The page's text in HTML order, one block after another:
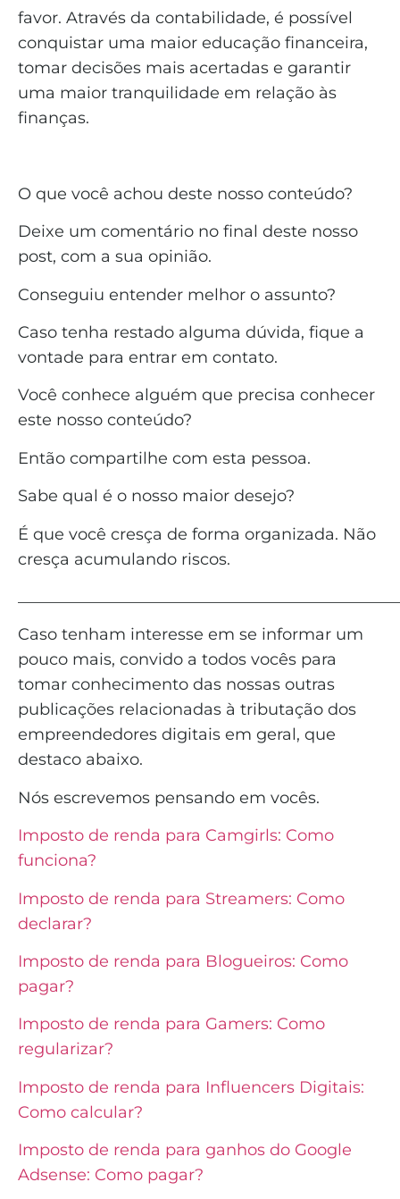
favor. Através da contabilidade, é possível
conquistar uma maior educação financeira,
tomar decisões mais acertadas e garantir
uma maior tranquilidade em relação às
finanças.
O que você achou deste nosso conteúdo?
Deixe um comentário no final deste nosso
post, com a sua opinião.
Conseguiu entender melhor o assunto?
Caso tenha restado alguma dúvida, fique a
vontade para entrar em contato.
Você conhece alguém que precisa conhecer
este nosso conteúdo?
Então compartilhe com esta pessoa.
Sabe qual é o nosso maior desejo?
É que você cresça de forma organizada. Não
cresça acumulando riscos.
Caso tenham interesse em se informar um
pouco mais, convido a todos vocês para
tomar conhecimento das nossas outras
publicações relacionadas à tributação dos
empreendedores digitais em geral, que
destaco abaixo.
Nós escrevemos pensando em vocês.
Imposto de renda para Camgirls: Como
funciona?
Imposto de renda para Streamers: Como
declarar?
Imposto de renda para Blogueiros: Como
pagar?
Imposto de renda para Gamers: Como
regularizar?
Imposto de renda para Influencers Digitais:
Como calcular?
Imposto de renda para ganhos do Google
Adsense: Como pagar?